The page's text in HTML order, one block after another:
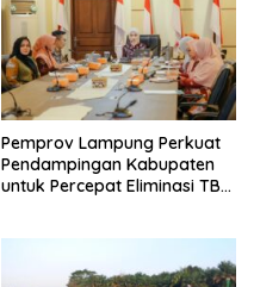
Pemprov Lampung Perkuat
Pendampingan Kabupaten
untuk Percepat Eliminasi TBC